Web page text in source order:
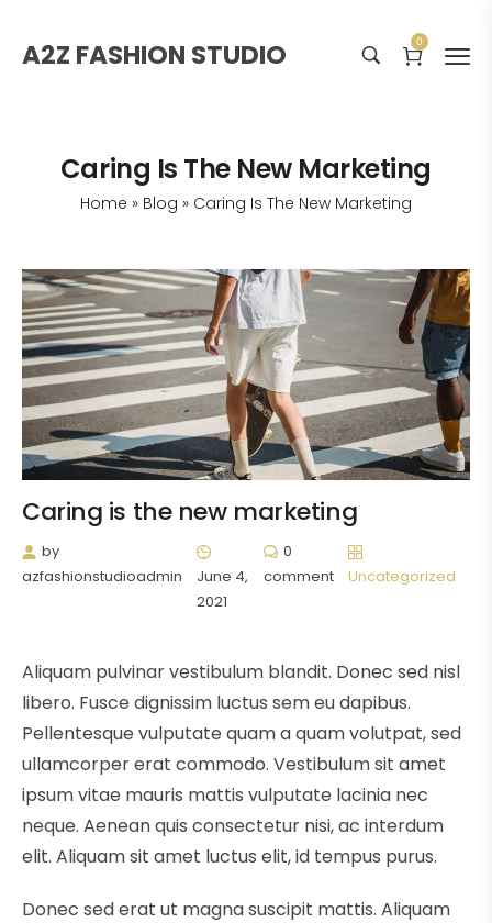
A2Z FASHION STUDIO 0
Caring Is The New Marketing
Home » Blog » Caring Is The New Marketing
Caring is the new marketing
by
azfashionstudioadmin
June 4,
2021
0
comment
Uncategorized
Aliquam pulvinar vestibulum blandit. Donec sed nisl
libero. Fusce dignissim luctus sem eu dapibus.
Pellentesque vulputate quam a quam volutpat, sed
ullamcorper erat commodo. Vestibulum sit amet
ipsum vitae mauris mattis vulputate lacinia nec
neque. Aenean quis consectetur nisi, ac interdum
elit. Aliquam sit amet luctus elit, id tempus purus.
Donec sed erat ut magna suscipit mattis. Aliquam